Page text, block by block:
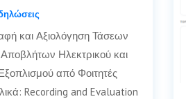
και Αξιολόγηση Τάσεων
Αποβλήτων Ηλεκτρικού και
από Φοιτητές
Recording and Evaluation